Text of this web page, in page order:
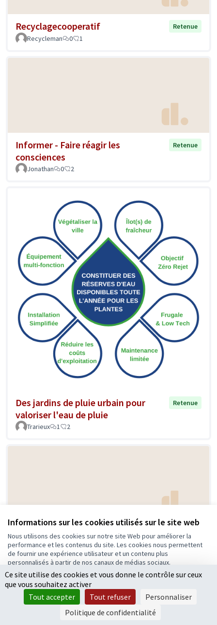
Informations sur les cookies utilisés sur le site web
Nous utilisons des cookies sur notre site Web pour améliorer la
performance et les contenus du site. Les cookies nous permettent
de fournir une expérience utilisateur et un contenu plus
personnalisés à partir de nos canaux de médias sociaux.
Tout accepter
Accepter seulement les cookies essentiels
Paramètres
Recyclagecooperatif
Retenue
Recycleman
0 1
Informer - Faire réagir les
consciences
Retenue
Jonathan 0 2
Des jardins de pluie urbain pour
valoriser l'eau de pluie
Retenue
Trarieux 1 2
Supermarchés coopératif bd Foch à
Angers
Retenue
Chantal PERONEAU 4 4
Ce site utilise des cookies et vous donne le contrôle sur ceux
que vous souhaitez activer
Tout accepter
Tout refuser
Personnaliser
Politique de confidentialité